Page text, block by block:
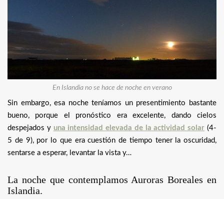
En Islandia no se hace de noche en verano
Sin embargo, esa noche teníamos un presentimiento bastante
bueno, porque el pronóstico era excelente, dando cielos
despejados y una intensidad elevada de la actividad solar (4-
5 de 9), por lo que era cuestión de tiempo tener la oscuridad,
sentarse a esperar, levantar la vista y…
La noche que contemplamos Auroras Boreales en
Islandia.